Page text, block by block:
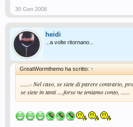
30 Gen 2008
heidi
...a volte ritornano...
GreatWormthemo ha scritto: ↑
......- Nel caso, se siete di parere contrario,
se siete in tanti ....forse ne teniamo conto, ......